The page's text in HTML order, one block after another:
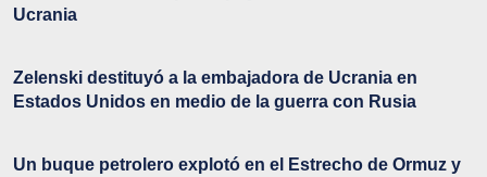
Ucrania
Zelenski destituyó a la embajadora de Ucrania en
Estados Unidos en medio de la guerra con Rusia
Un buque petrolero explotó en el Estrecho de Ormuz y